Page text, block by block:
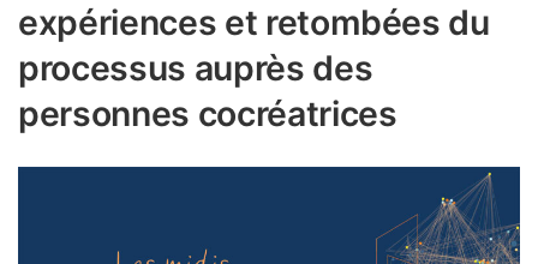
expériences et retombées du
processus auprès des
personnes cocréatrices